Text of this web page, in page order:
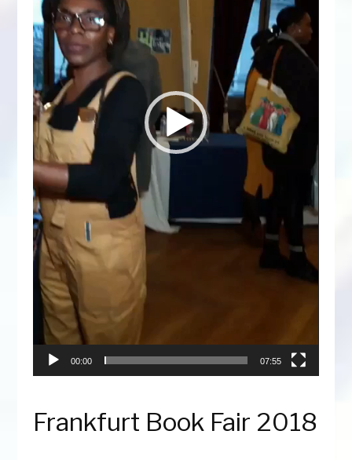
00:00 07:55
Frankfurt Book Fair 2018